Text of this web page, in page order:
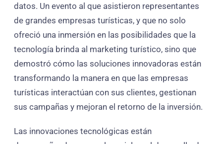
datos. Un evento al que asistieron representantes
de grandes empresas turísticas, y que no solo
ofreció una inmersión en las posibilidades que la
tecnología brinda al marketing turístico, sino que
demostró cómo las soluciones innovadoras están
transformando la manera en que las empresas
turísticas interactúan con sus clientes, gestionan
sus campañas y mejoran el retorno de la inversión.
Las innovaciones tecnológicas están